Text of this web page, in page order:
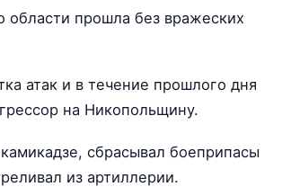
области прошла без вражеских
атак и в течение прошлого дня
на Никопольщину.
сбрасывал боеприпасы
из артиллерии.